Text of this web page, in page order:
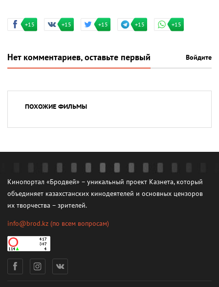
+15 +15 +15 +15 +15
Нет комментариев, оставьте первый Войдите
ПОХОЖИЕ ФИЛЬМЫ
Кинопортал «Бродвей» – уникальный проект Казнета, который
объединяет казахстанских кинодеятелей и основных цензоров
их творчества – зрителей.
info@brod.kz (по всем вопросам)